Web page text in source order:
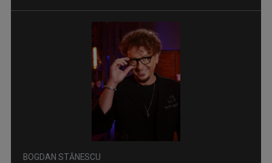
Povești spectaculoase ale românilor care s-au ...
CORINA DOBREÎn prezent, este gazda emisiunii "A doua ...